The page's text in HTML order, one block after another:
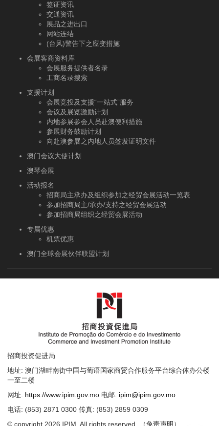
签证资讯
交通资讯
展品之进出口
网站连结
(台风)警告下之应变措施
会展客商资料库
会展服务提供者名录
工商名录搜索
支援计划
会展竞投及支援“一站式”服务
会议及展览激励计划
内地参展参会人员赴澳便利措施
参展财务鼓励计划
向赴澳参展之内地人员签发证明文件
澳门会议大使计划
澳琴会展
活动报名
招商局主承办及组织参加之经贸会展活动一览表
参加招商局主/承办/支持之经贸会展活动
参加招商局组织之经贸会展活动
专属优惠
机票优惠
澳门全球会展伙伴联盟计划
招商投资促进局
地址: 澳门湖畔南街中国与葡语国家商贸合作服务平台综合体办公楼
一至二楼
网址: https://www.ipim.gov.mo 电邮: ipim@ipim.gov.mo
电话: (853) 2871 0300 传真: (853) 2859 0309
© copyright 2026 IPIM. All rights reserved. （免责声明 ）